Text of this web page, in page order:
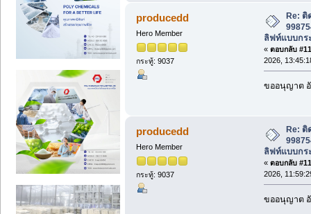
producedd
Hero Member
กระทู้: 9037
Re: ติ
ลิฟท์แบบกร
« ตอบกลับ
2026,
ขออนุญาต
producedd
Hero Member
กระทู้: 9037
Re: ติ
ลิฟท์แบบกร
« ตอบกลับ
2026,
ขออนุญาต